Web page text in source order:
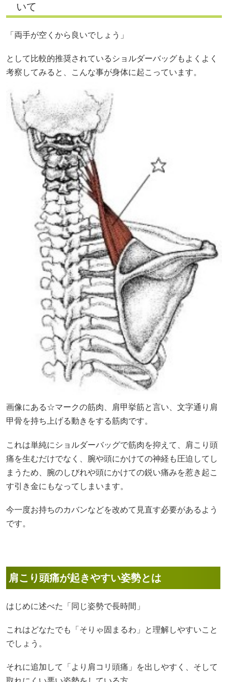
いて
「両手が空くから良いでしょう」
として比較的推奨されているショルダーバッグもよくよく
考察してみると、こんな事が身体に起こっています。
画像にある☆マークの筋肉、肩甲挙筋と言い、文字通り肩
甲骨を持ち上げる動きをする筋肉です。
これは単純にショルダーバッグで筋肉を抑えて、肩こり頭
痛を生むだけでなく、腕や頭にかけての神経も圧迫してし
まうため、腕のしびれや頭にかけての鋭い痛みを惹き起こ
す引き金にもなってしまいます。
今一度お持ちのカバンなどを改めて見直す必要があるよう
です。
肩こり頭痛が起きやすい姿勢とは
はじめに述べた「同じ姿勢で長時間」
これはどなたでも「そりゃ固まるわ」と理解しやすいこと
でしょう。
それに追加して「より肩コリ頭痛」を出しやすく、そして